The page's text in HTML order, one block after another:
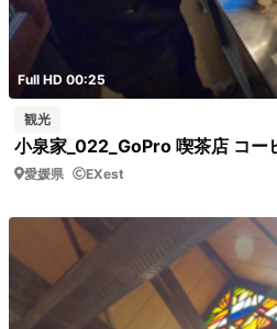
Full HD 00:25
観光
小泉家_022_GoPro 喫茶店 コー
愛媛県 EXest